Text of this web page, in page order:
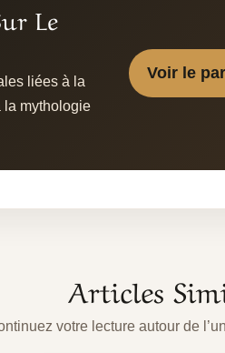
Le
liées à la
la mythologie
Voir le
Articles
votre lecture autour de